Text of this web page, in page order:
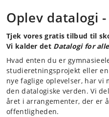
Oplev datalogi -
Tjek vores gratis tilbud til
Vi kalder det Datalogi for alle
Hvad enten du er
studieretningsprojekt eller
nye faglige oplevelser, har
den datalogiske verden. Vi
året i arrangementer, der er
offentligheden.